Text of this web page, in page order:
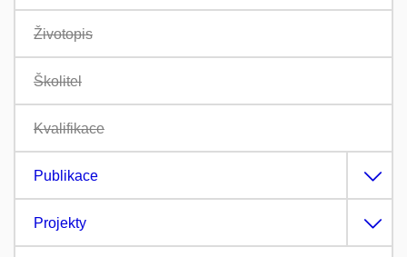
Životopis
Školitel
Kvalifikace
Publikace
Projekty